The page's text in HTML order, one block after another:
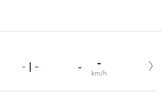
- | - - -
km/h